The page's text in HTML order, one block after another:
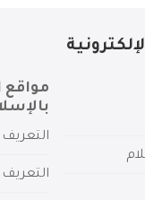
مواقع
التعريف